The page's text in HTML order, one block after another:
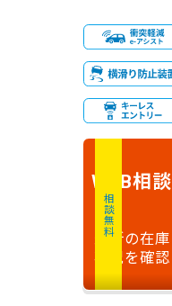
相談無料
WEB相談
最新の在庫
状況を確認